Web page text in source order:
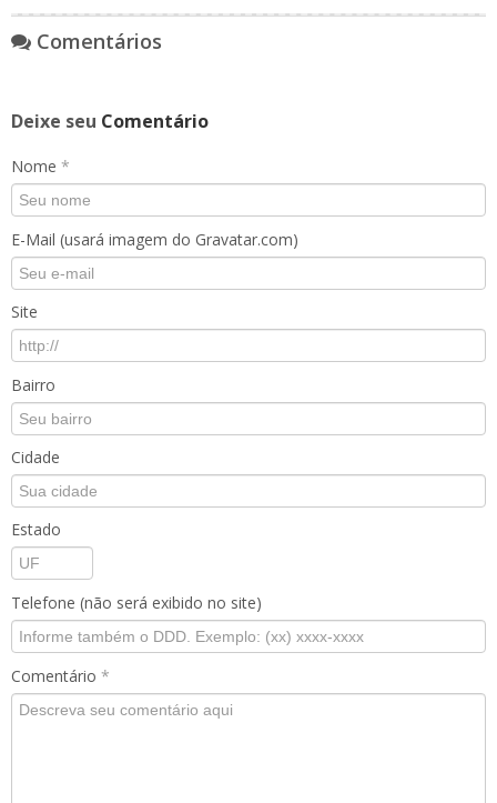
Comentários
Deixe seu Comentário
Nome *
E-Mail (usará imagem do Gravatar.com)
Site
Bairro
Cidade
Estado
Telefone (não será exibido no site)
Comentário *